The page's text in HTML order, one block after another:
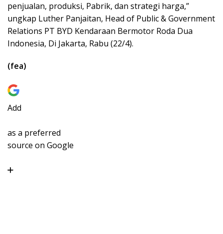
penjualan, produksi, Pabrik, dan strategi harga,”
ungkap Luther Panjaitan, Head of Public & Government
Relations PT BYD Kendaraan Bermotor Roda Dua
Indonesia, Di Jakarta, Rabu (22/4).
(fea)
Add
as a preferred
source on Google